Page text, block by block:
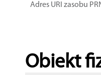
Adres URI zasobu
Obiekt